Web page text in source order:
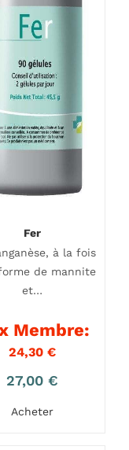
Fer
à la fois
de mannite
et…
Membre:
24,30 €
27,00 €
Acheter